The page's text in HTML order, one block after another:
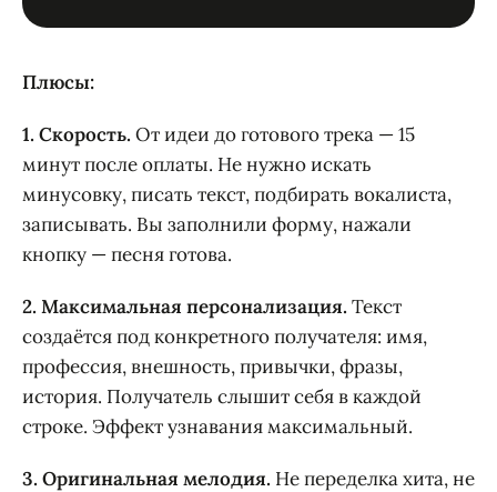
Плюсы:
1. Скорость. От идеи до готового трека — 15
минут после оплаты. Не нужно искать
минусовку, писать текст, подбирать вокалиста,
записывать. Вы заполнили форму, нажали
кнопку — песня готова.
2. Максимальная персонализация. Текст
создаётся под конкретного получателя: имя,
профессия, внешность, привычки, фразы,
история. Получатель слышит себя в каждой
строке. Эффект узнавания максимальный.
3. Оригинальная мелодия. Не переделка хита, не